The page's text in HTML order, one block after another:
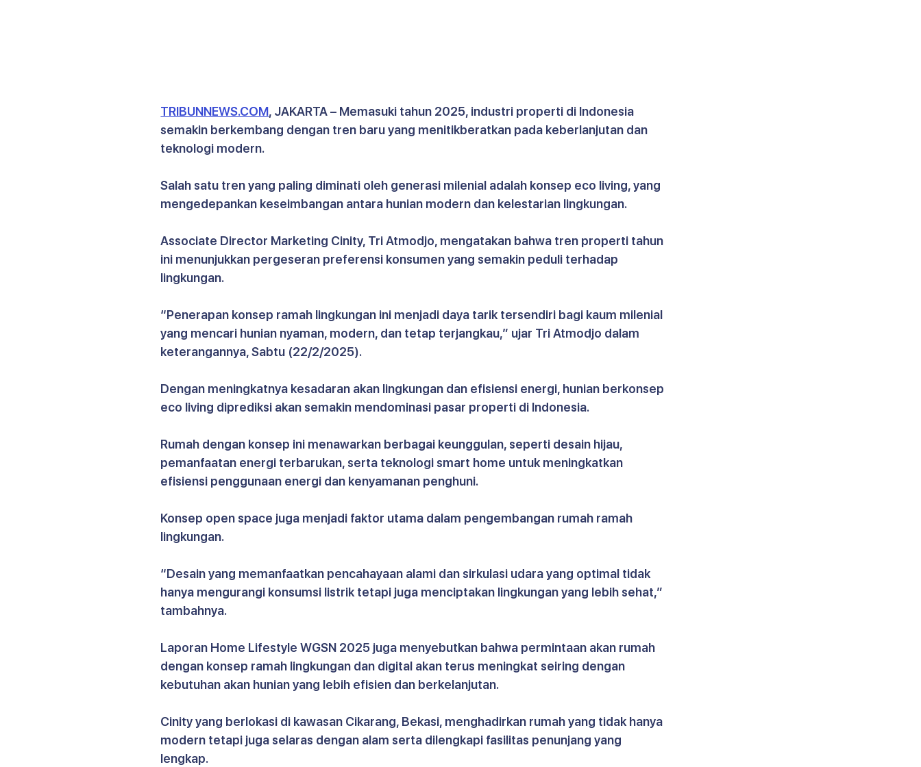
TRIBUNNEWS.COM, JAKARTA – Memasuki tahun 2025, industri properti di Indonesia
semakin berkembang dengan tren baru yang menitikberatkan pada keberlanjutan dan
teknologi modern.
Salah satu tren yang paling diminati oleh generasi milenial adalah konsep eco living, yang
mengedepankan keseimbangan antara hunian modern dan kelestarian lingkungan.
Associate Director Marketing Cinity, Tri Atmodjo, mengatakan bahwa tren properti tahun
ini menunjukkan pergeseran preferensi konsumen yang semakin peduli terhadap
lingkungan.
“Penerapan konsep ramah lingkungan ini menjadi daya tarik tersendiri bagi kaum milenial
yang mencari hunian nyaman, modern, dan tetap terjangkau,” ujar Tri Atmodjo dalam
keterangannya, Sabtu (22/2/2025).
Dengan meningkatnya kesadaran akan lingkungan dan efisiensi energi, hunian berkonsep
eco living diprediksi akan semakin mendominasi pasar properti di Indonesia.
Rumah dengan konsep ini menawarkan berbagai keunggulan, seperti desain hijau,
pemanfaatan energi terbarukan, serta teknologi smart home untuk meningkatkan
efisiensi penggunaan energi dan kenyamanan penghuni.
Konsep open space juga menjadi faktor utama dalam pengembangan rumah ramah
lingkungan.
“Desain yang memanfaatkan pencahayaan alami dan sirkulasi udara yang optimal tidak
hanya mengurangi konsumsi listrik tetapi juga menciptakan lingkungan yang lebih sehat,”
tambahnya.
Laporan Home Lifestyle WGSN 2025 juga menyebutkan bahwa permintaan akan rumah
dengan konsep ramah lingkungan dan digital akan terus meningkat seiring dengan
kebutuhan akan hunian yang lebih efisien dan berkelanjutan.
Cinity yang berlokasi di kawasan Cikarang, Bekasi, menghadirkan rumah yang tidak hanya
modern tetapi juga selaras dengan alam serta dilengkapi fasilitas penunjang yang
lengkap.